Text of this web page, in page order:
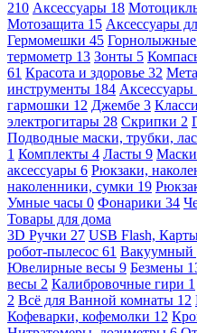
210 Аксессуары 18
Мотозащита 15 Аксессуары
Гермомешки 45 Горнолыжные
термометр 13 Зонты 5
61 Красота и здоровье 32
инструменты 184 Аксессуары
гармошки 12 Джембе 3
электрогитары 28 Скрипки 2
Подводные маски, трубки,
1 Комплекты 4 Ласты 9 Маски
аксессуары 6 Рюкзаки,
наколенники, сумки 19
Умные часы 0 Фонарики 34
Товары для дома
3D Ручки 27 USB Flash,
робот-пылесос 61 Вакуумный
Ювелирные весы 9 Безмены
весы 2 Калибровочные гири 1
2 Всё для Ванной комнаты 12
Кофеварки, кофемолки 12